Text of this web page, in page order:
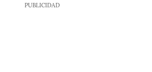
PUBLICIDAD